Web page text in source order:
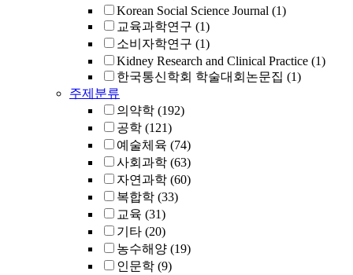
Korean Social Science Journal (1)
교육과학연구 (1)
소비자학연구 (1)
Kidney Research and Clinical Practice (1)
한국통신학회 학술대회논문집 (1)
주제분류
의약학 (192)
공학 (121)
예술체육 (74)
사회과학 (63)
자연과학 (60)
복합학 (33)
교육 (31)
기타 (20)
농수해양 (19)
인문학 (9)